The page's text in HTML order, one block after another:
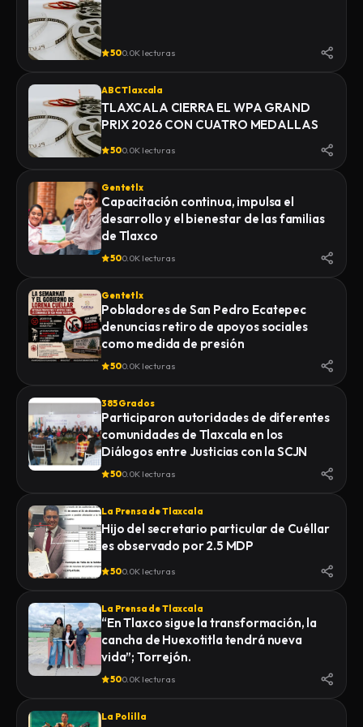
500.0K lecturas
ABC Tlaxcala
TLAXCALA CIERRA EL WPA GRAND
PRIX 2026 CON CUATRO MEDALLAS
500.0K lecturas
Gentetlx
Capacitación continua, impulsa el
desarrollo y el bienestar de las familias
de Tlaxco
500.0K lecturas
Gentetlx
Pobladores de San Pedro Ecatepec
denuncias retiro de apoyos sociales
como medida de presión
500.0K lecturas
385 Grados
Participaron autoridades de diferentes
comunidades de Tlaxcala en los
Diálogos entre Justicias con la SCJN
500.0K lecturas
La Prensa de Tlaxcala
Hijo del secretario particular de Cuéllar
es observado por 2.5 MDP
500.0K lecturas
La Prensa de Tlaxcala
“En Tlaxco sigue la transformación, la
cancha de Huexotitla tendrá nueva
vida”; Torrejón.
500.0K lecturas
La Polilla